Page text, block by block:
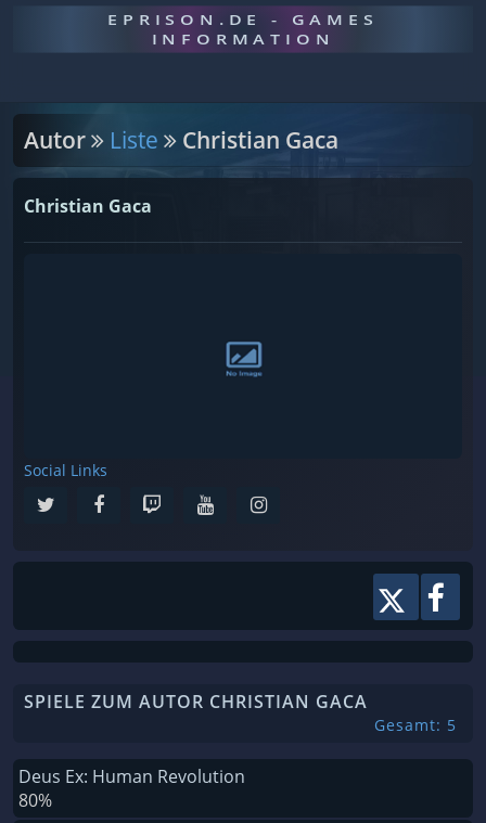
EPRISON.DE - GAMES
INFORMATION
Autor Liste Christian Gaca
Christian Gaca
Social Links
SPIELE ZUM AUTOR CHRISTIAN GACA
Gesamt: 5
Deus Ex: Human Revolution
80%